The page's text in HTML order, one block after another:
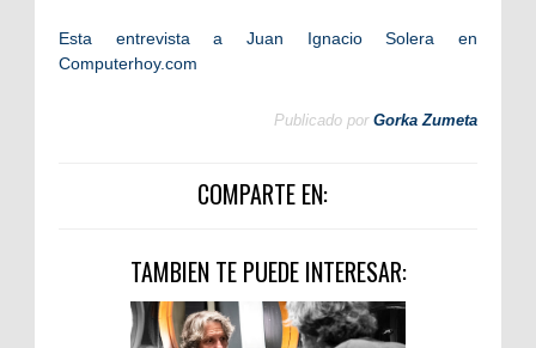
Esta entrevista a Juan Ignacio Solera en
Computerhoy.com
Publicado por Gorka Zumeta
COMPARTE EN:
TAMBIEN TE PUEDE INTERESAR: